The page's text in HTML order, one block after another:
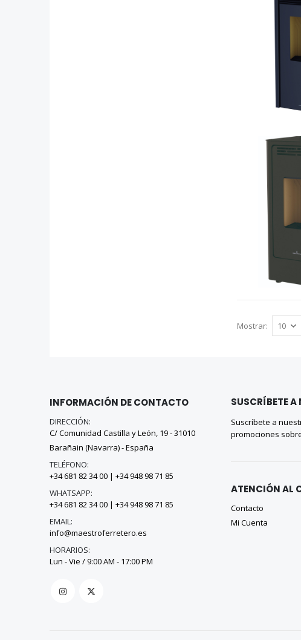
Mostrar
INFORMACIÓN DE CONTACTO
DIRECCIÓN:
C/ Comunidad Castilla y León, 19 - 31010
Barañain (Navarra) - España
TELÉFONO:
+34 681 82 34 00 | +34 948 98 71 85
WHATSAPP:
+34 681 82 34 00 | +34 948 98 71 85
EMAIL:
info@maestroferretero.es
HORARIOS:
Lun - Vie / 9:00 AM - 17:00 PM
SUSCRÍBETE A
Suscríbete a
promociones
ATENCIÓN AL
Contacto
Mi Cuenta